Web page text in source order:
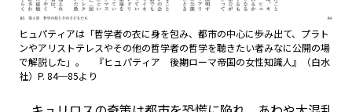
ヒュパティアは「哲学者の衣に身を包み、都市の中心に歩み出て、プラト
ンやアリストテレスやその他の哲学者の哲学を聴きたい者みなに公開の場
で解説した」。 『ヒュパティア 後期ローマ帝国の女性知識人』（白水
社）P. 84─85より